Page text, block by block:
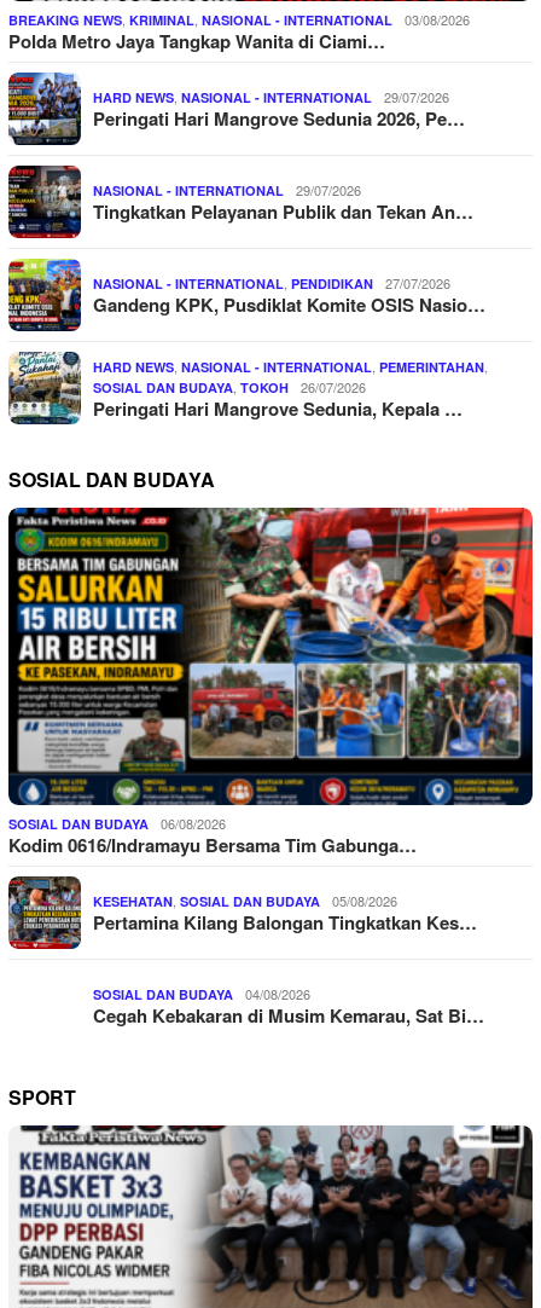
BREAKING NEWS, KRIMINAL, NASIONAL - INTERNATIONAL 03/08/2026
Polda Metro Jaya Tangkap Wanita di Ciami…
HARD NEWS, NASIONAL - INTERNATIONAL 29/07/2026
Peringati Hari Mangrove Sedunia 2026, Pe…
NASIONAL - INTERNATIONAL 29/07/2026
Tingkatkan Pelayanan Publik dan Tekan An…
NASIONAL - INTERNATIONAL, PENDIDIKAN 27/07/2026
Gandeng KPK, Pusdiklat Komite OSIS Nasio…
HARD NEWS, NASIONAL - INTERNATIONAL, PEMERINTAHAN,
SOSIAL DAN BUDAYA, TOKOH 26/07/2026
Peringati Hari Mangrove Sedunia, Kepala …
SOSIAL DAN BUDAYA
SOSIAL DAN BUDAYA 06/08/2026
Kodim 0616/Indramayu Bersama Tim Gabunga…
KESEHATAN, SOSIAL DAN BUDAYA 05/08/2026
Pertamina Kilang Balongan Tingkatkan Kes…
SOSIAL DAN BUDAYA 04/08/2026
Cegah Kebakaran di Musim Kemarau, Sat Bi…
SPORT